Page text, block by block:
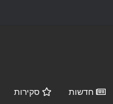
חדשות סקירות